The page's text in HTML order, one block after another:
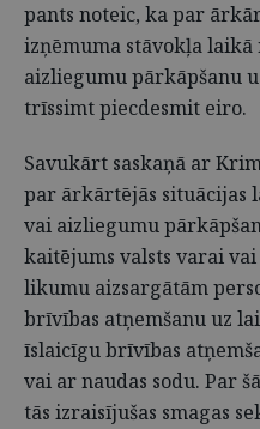
pants noteic, ka par
izņēmuma stāvokļa
aizliegumu pārkāpšanu
trīssimt piecdesmit eiro.
Savukārt saskaņā ar
par ārkārtējās situācijas
vai aizliegumu
kaitējums valsts varai
likumu aizsargātām
brīvības atņemšanu uz
īslaicīgu brīvības
vai ar naudas sodu. Par
tās izraisījušas smagas